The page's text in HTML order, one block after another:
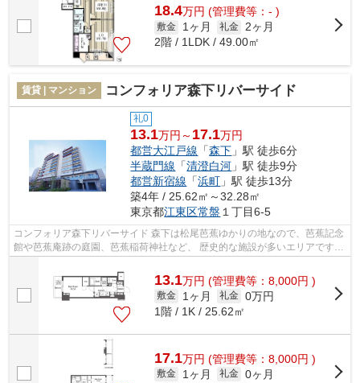
18.4万円 (管理費等：- )
敷金 1ヶ月 礼金
2ヶ月
2階 / 1LDK / 49.00㎡
賃貸 | マンション コンフォリア森下リバーサイド
礼0
13.1万円～ 17.1万円
都営大江戸線 「森下 」駅 徒歩6分
半蔵門線 「清澄白河 」駅 徒歩9分
都営新宿線 「浜町 」駅 徒歩13分
築4年 / 25.62㎡～32.28㎡
東京都江東区常盤 １丁目6-5
コンフォリア森下リバーサイド 森下は松尾芭蕉ゆかりの地なので、芭蕉記念
館や芭蕉庵跡の庭園、芭蕉稲荷神社など、 歴史的な施設が多いエリアです。
13.1万円 (管理費等：8,000円 )
敷金 1ヶ月 礼金 0万円
1階 / 1K / 25.62㎡
17.1万円 (管理費等：8,000円 )
敷金 1ヶ月 礼金 0ヶ月